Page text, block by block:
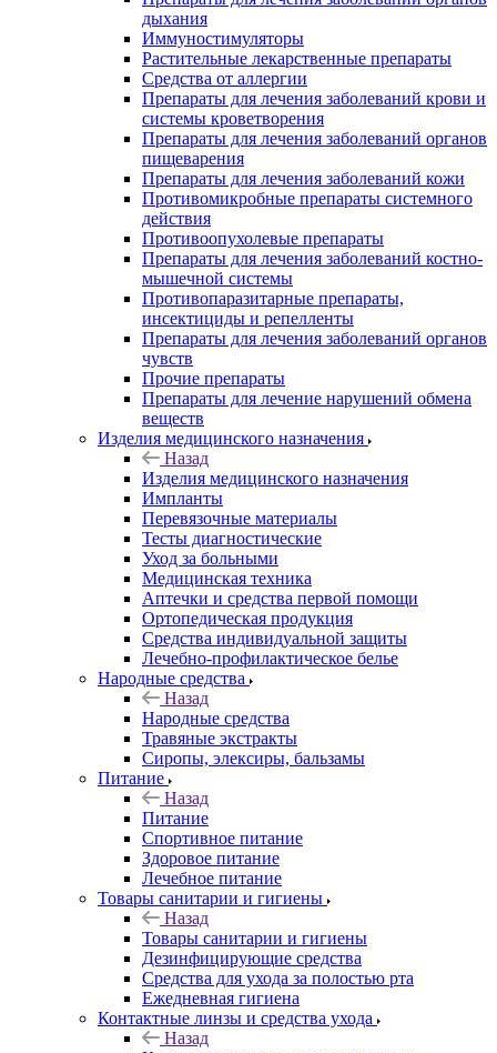
дыхания
Иммуностимуляторы
Растительные лекарственные препараты
Средства от аллергии
Препараты для лечения заболеваний крови и
системы кроветворения
Препараты для лечения заболеваний органов
пищеварения
Препараты для лечения заболеваний кожи
Противомикробные препараты системного
действия
Противоопухолевые препараты
Препараты для лечения заболеваний костно-
мышечной системы
Противопаразитарные препараты,
инсектициды и репелленты
Препараты для лечения заболеваний органов
чувств
Прочие препараты
Препараты для лечение нарушений обмена
веществ
Изделия медицинского назначения
Назад
Изделия медицинского назначения
Импланты
Перевязочные материалы
Тесты диагностические
Уход за больными
Медицинская техника
Аптечки и средства первой помощи
Ортопедическая продукция
Средства индивидуальной защиты
Лечебно-профилактическое белье
Народные средства
Назад
Народные средства
Травяные экстракты
Сиропы, элексиры, бальзамы
Питание
Назад
Питание
Спортивное питание
Здоровое питание
Лечебное питание
Товары санитарии и гигиены
Назад
Товары санитарии и гигиены
Дезинфицирующие средства
Средства для ухода за полостью рта
Ежедневная гигиена
Контактные линзы и средства ухода
Назад